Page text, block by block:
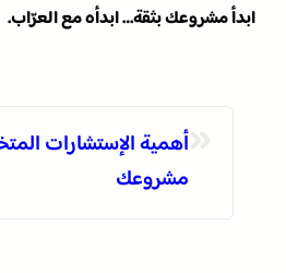
ابدأ مشروعك بثقة… ابدأه مع العرّاب.
أهمية الإستشارات
مشروعك